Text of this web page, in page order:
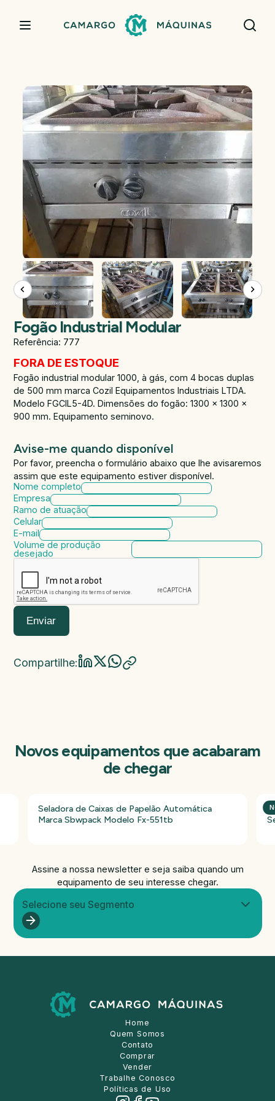
Fogão Industrial Modular
Referência: 777
FORA DE ESTOQUE
Fogão industrial modular 1000, à gás, com 4 bocas duplas
de 500 mm marca Cozil Equipamentos Industriais LTDA.
Modelo FGCIL5-4D. Dimensões do fogão: 1300 x 1300 x
900 mm. Equipamento seminovo.
Avise-me quando disponível
Por favor, preencha o formulário abaixo que lhe avisaremos
assim que este equipamento estiver disponível.
Nome completo
Empresa
Ramo de atuação
Celular
E-mail
Volume de produção
desejado
Enviar
Compartilhe:
Novos equipamentos que acabaram
de chegar
Seladora de Caixas de Papelão Automática
Marca Sbwpack Modelo Fx-551tb
Assine a nossa newsletter e seja saiba quando um
equipamento de seu interesse chegar.
Selecione seu Segmento
Home
Quem Somos
Contato
Comprar
Vender
Trabalhe Conosco
Políticas de Uso